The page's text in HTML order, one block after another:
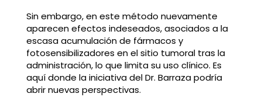
Sin embargo, en este método nuevamente
aparecen efectos indeseados, asociados a la
escasa acumulación de fármacos y
fotosensibilizadores en el sitio tumoral tras la
administración, lo que limita su uso clínico. Es
aquí donde la iniciativa del Dr. Barraza podría
abrir nuevas perspectivas.